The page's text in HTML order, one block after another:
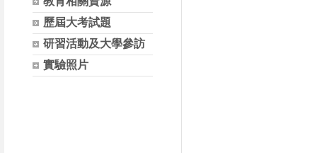
歷屆大考試題
研習活動及大學參訪
實驗照片